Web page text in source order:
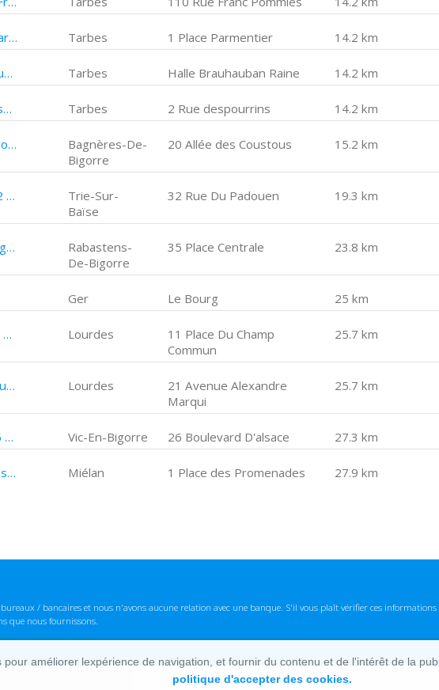
Crédit Agricole Tarbes 1 Place Parmentier Tarbes 1 Place Parmentier 14.2 km
Crédit Agricole Tarbes Halle Brauhauban Raine Tarbes Halle Brauhauban Raine 14.2 km
Crédit Agricole Tarbes 2 Rue despourrins Tarbes 2 Rue despourrins 14.2 km
Crédit Agricole Bagnères-De-Bigorre 20 Allée des Coustous
Bagnères-De-
Bigorre
20 Allée des Coustous 15.2 km
Crédit Agricole Trie-Sur-Baïse 32 Rue Du Padouen
Trie-Sur-
Baïse
32 Rue Du Padouen 19.3 km
Crédit Agricole Rabastens-De-Bigorre 35 Place Centrale
Rabastens-
De-Bigorre
35 Place Centrale 23.8 km
Ger Le Bourg 25 km
Crédit Agricole Lourdes 11 Place Du Champ Commun Lourdes
11 Place Du Champ
Commun
25.7 km
Crédit Agricole Lourdes 21 Avenue Alexandre Marqui Lourdes
21 Avenue Alexandre
Marqui
25.7 km
Crédit Agricole Vic-En-Bigorre 26 Boulevard D'alsace Vic-En-Bigorre 26 Boulevard D'alsace 27.3 km
Crédit Agricole Miélan 1 Place des Promenades Miélan 1 Place des Promenades 27.9 km
/ bancaires et nous n'avons aucune relation avec une banque. S'il vous plaît vérifier ces
que nous fournissons.
améliorer lexpérience de navigation, et fournir du contenu et de l'intérêt de la
politique d'accepter des cookies.